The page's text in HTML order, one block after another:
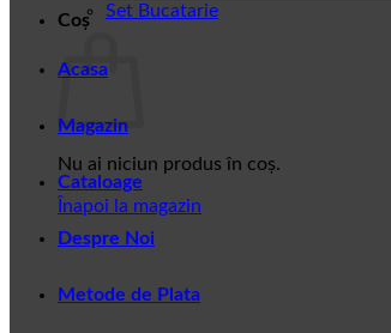
Coș
Nu ai niciun produs în coș.
Înapoi la magazin
Set Bucatarie
Acasa
Magazin
Cataloage
Despre Noi
Metode de Plata